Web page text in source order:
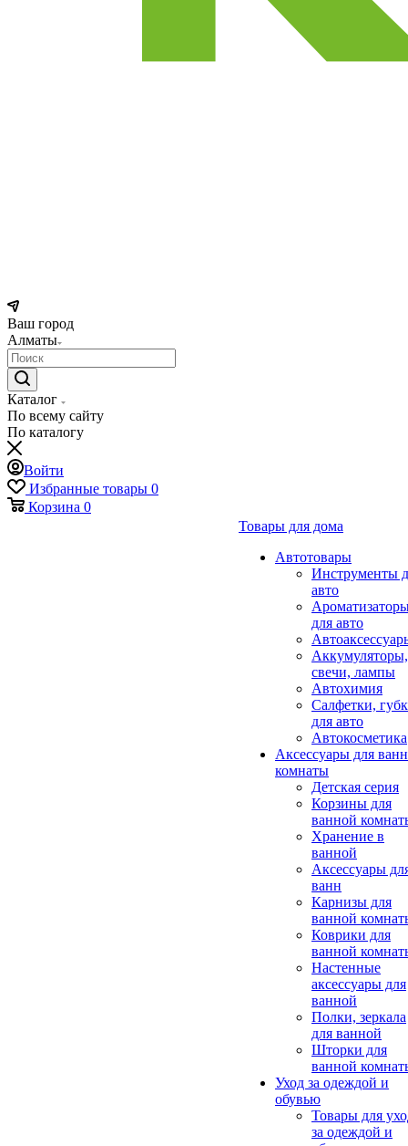
Ваш город
Алматы
Каталог
По всему сайту
По каталогу
Войти
Избранные товары 0
Корзина 0
Товары для дома
Автотовары
Инструменты
авто
для авто
Аккумуляторы,
свечи, лампы
Автохимия
Салфетки,
для авто
Автокосметика
Аксессуары для
комнаты
Детская серия
Корзины для
ванной
Хранение в
ванной
Аксессуары
ванн
Карнизы для
ванной
Коврики для
ванной
Настенные
аксессуары для
ванной
Полки, зеркала
для ванной
Шторки для
ванной
Уход за одеждой и
обувью
Товары для
за одеждой и